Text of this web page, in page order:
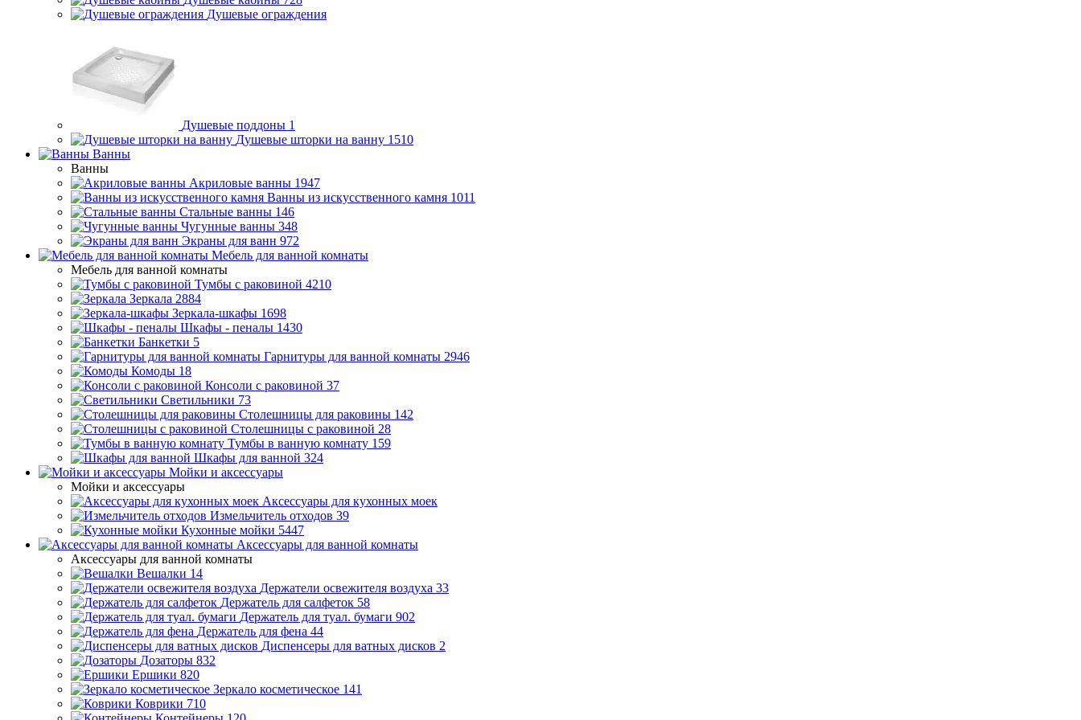
Душевые ограждения
Душевые поддоны 1
Душевые шторки на ванну 1510
Ванны
Ванны
Акриловые ванны 1947
Ванны из искусственного камня 1011
Стальные ванны 146
Чугунные ванны 348
Экраны для ванн 972
Мебель для ванной комнаты
Мебель для ванной комнаты
Тумбы с раковиной 4210
Зеркала 2884
Зеркала-шкафы 1698
Шкафы - пеналы 1430
Банкетки 5
Гарнитуры для ванной комнаты 2946
Комоды 18
Консоли с раковиной 37
Светильники 73
Столешницы для раковины 142
Столешницы с раковиной 28
Тумбы в ванную комнату 159
Шкафы для ванной 324
Мойки и аксессуары
Мойки и аксессуары
Аксессуары для кухонных моек
Измельчитель отходов 39
Кухонные мойки 5447
Аксессуары для ванной комнаты
Аксессуары для ванной комнаты
Вешалки 14
Держатели освежителя воздуха 33
Держатель для салфеток 58
Держатель для туал. бумаги 902
Держатель для фена 44
Диспенсеры для ватных дисков 2
Дозаторы 832
Ершики 820
Зеркало косметическое 141
Коврики 710